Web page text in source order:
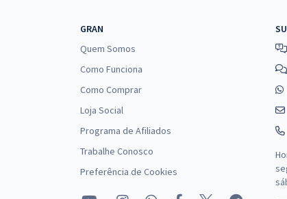
GRAN
Quem Somos
Como Funciona
Como Comprar
Loja Social
Programa de Afiliados
Trabalhe Conosco
Preferência de Cookies